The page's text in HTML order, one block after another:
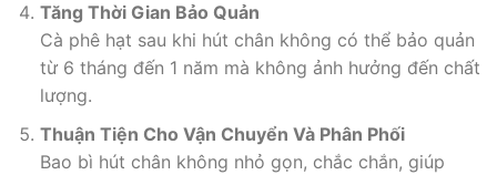
Tăng Thời Gian Bảo Quản
Cà phê hạt sau khi hút chân không có thể bảo quản
từ 6 tháng đến 1 năm mà không ảnh hưởng đến chất
lượng.
Thuận Tiện Cho Vận Chuyển Và Phân Phối
Bao bì hút chân không nhỏ gọn, chắc chắn, giúp